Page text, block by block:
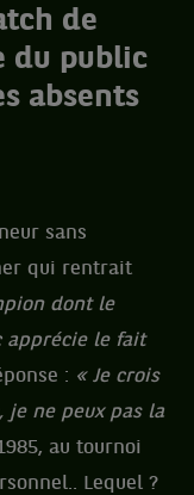
de
du public
absents
sans
qui rentrait
dont le
apprécie le fait
: « Je crois
je ne peux pas la
au tournoi
Lequel ?